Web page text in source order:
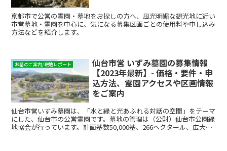
京都市で公営の霊園・墓地をお探しの方へ、風光明媚な観光地に近い
市営墓地・霊園を中心に、気になる募集区画ごとの使用料や申し込み
方法などを紹介します。
お墓のご案内/現地レポート
仙台市営 いずみ墓園の募集情報
【2023年最新】- 価格・要件・申
込方法、霊園アクセスや区画情報
をご案内
仙台市営いずみ墓園は、「水と緑と光あふれる対話の空間」をテーマ
にした、仙台市の公営霊園です。墓地の管理は（公財）仙台市公園緑
地協会が行っています。計画基数50,000基、266ヘクタール、広大な